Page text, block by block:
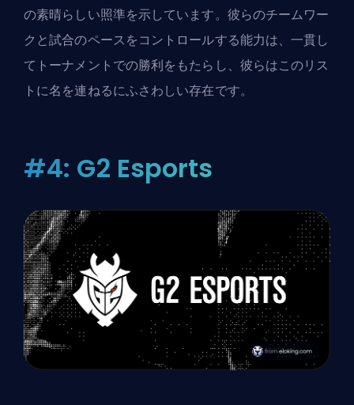
の素晴らしい照準を示しています。彼らのチームワー
クと試合のペースをコントロールする能力は、一貫し
てトーナメントでの勝利をもたらし、彼らはこのリス
トに名を連ねるにふさわしい存在です。
#4: G2 Esports